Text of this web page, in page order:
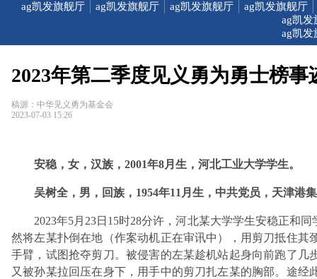
ag凯发旗舰厅
ag凯发旗舰厅
ag凯发旗舰厅
ag凯发旗舰厅
ag凯发
ag凯发
2023年第二季度见义勇为勇士榜事
稿源：中华见义勇为基金会
2023-07-03 15:26
安稳，女，汉族，2001年8月生，河北工业大学学生。
吴树全，男，回族，1954年11月生，中共党员，天津港
2023年5月23日15时28分许，河北某大学学生安稳正和
然将左某扑倒在地（作案动机正在审讯中），用剪刀抵住
手臂，试图抢夺剪刀。被侵害的左某趁机站起身向前跑了
又被孙某拉回压在身下，用手中的剪刀扎左某的胸部。途